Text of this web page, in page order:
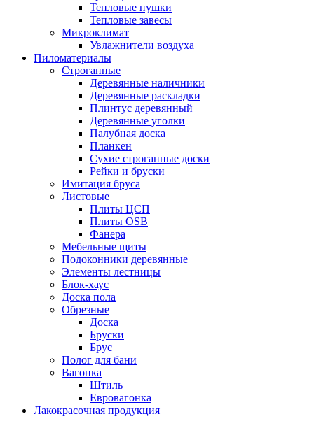
Тепловые пушки
Тепловые завесы
Микроклимат
Увлажнители воздуха
Пиломатериалы
Строганные
Деревянные наличники
Деревянные раскладки
Плинтус деревянный
Деревянные уголки
Палубная доска
Планкен
Сухие строганные доски
Рейки и бруски
Имитация бруса
Листовые
Плиты ЦСП
Плиты OSB
Фанера
Мебельные щиты
Подоконники деревянные
Элементы лестницы
Блок-хаус
Доска пола
Обрезные
Доска
Бруски
Брус
Полог для бани
Вагонка
Штиль
Евровагонка
Лакокрасочная продукция